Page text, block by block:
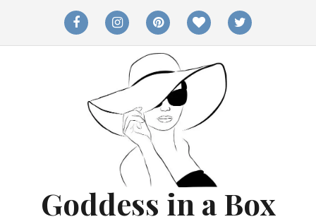
facebookinstagrampinterestbloglovintwitter
Goddess in a Box